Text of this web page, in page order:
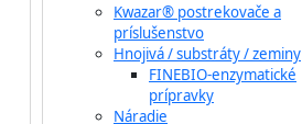
Kwazar® postrekovače a
príslušenstvo
Hnojivá / substráty / zeminy
FINEBIO-enzymatické
prípravky
Náradie